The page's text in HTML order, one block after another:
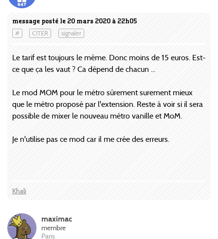
message posté le 20 mars 2020 à 22h05
# CITER signaler
Le tarif est toujours le même. Donc moins de 15 euros. Est-
ce que ça les vaut ? Ca dépend de chacun ...
Le mod MOM pour le métro sûrement surement mieux
que le métro proposé par l'extension. Reste à voir si il sera
possible de mixer le nouveau métro vanille et MoM.
Je n'utilise pas ce mod car il me crée des erreurs.
Khali
maximac
membre
Paris